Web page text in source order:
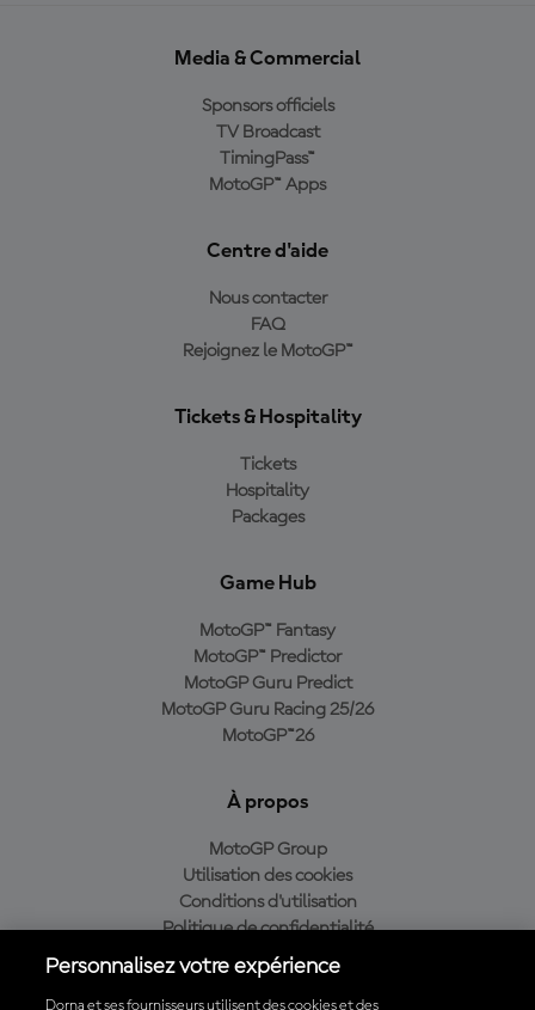
Media & Commercial
Sponsors officiels
TV Broadcast
TimingPass™
MotoGP™ Apps
Centre d'aide
Nous contacter
FAQ
Rejoignez le MotoGP™
Tickets & Hospitality
Tickets
Hospitality
Packages
Game Hub
MotoGP™ Fantasy
MotoGP™ Predictor
MotoGP Guru Predict
MotoGP Guru Racing 25/26
MotoGP™26
À propos
MotoGP Group
Utilisation des cookies
Conditions d'utilisation
Politique de confidentialité
Politique d’achat
Personnalisez votre expérience
Dorna et ses fournisseurs utilisent des cookies et des